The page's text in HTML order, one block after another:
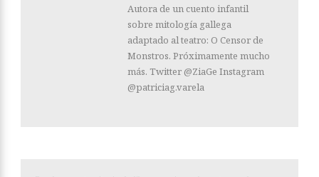
Autora de un cuento infantil
sobre mitología gallega
adaptado al teatro: O Censor de
Monstros. Próximamente mucho
más. Twitter @ZiaGe Instagram
@patriciag.varela